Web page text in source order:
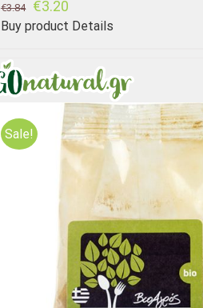
€3.84 €3.20
Buy product Details
Sale!